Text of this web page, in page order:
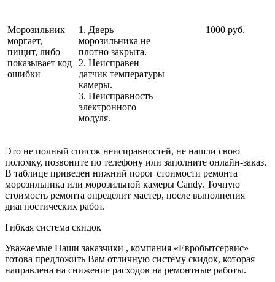
Морозильник
моргает,
пищит, либо
показывает код
ошибки
1. Дверь
морозильника не
плотно закрыта.
2. Неисправен
датчик температуры
камеры.
3. Неисправность
электронного
модуля.
1000 руб.
Это не полный список неисправностей, не нашли свою
поломку, позвоните по телефону или заполните онлайн-заказ.
В таблице приведен нижний порог стоимости ремонта
морозильника или морозильной камеры Candy. Точную
стоимость ремонта определит мастер, после выполнения
диагностических работ.
Гибкая система скидок
Уважаемые Наши заказчики , компания «Евробытсервис»
готова предложить Вам отличную систему скидок, которая
направлена на снижение расходов на ремонтные работы.